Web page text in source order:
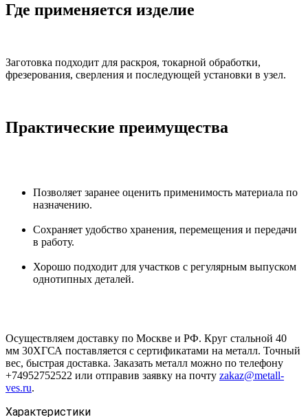
Где применяется изделие
Заготовка подходит для раскроя, токарной обработки,
фрезерования, сверления и последующей установки в узел.
Практические преимущества
Позволяет заранее оценить применимость материала по
назначению.
Сохраняет удобство хранения, перемещения и передачи
в работу.
Хорошо подходит для участков с регулярным выпуском
однотипных деталей.
Осуществляем доставку по Москве и РФ. Круг стальной 40
мм 30ХГСА поставляется с сертификатами на металл. Точный
вес, быстрая доставка. Заказать металл можно по телефону
+74952752522 или отправив заявку на почту zakaz@metall-
ves.ru.
Характеристики